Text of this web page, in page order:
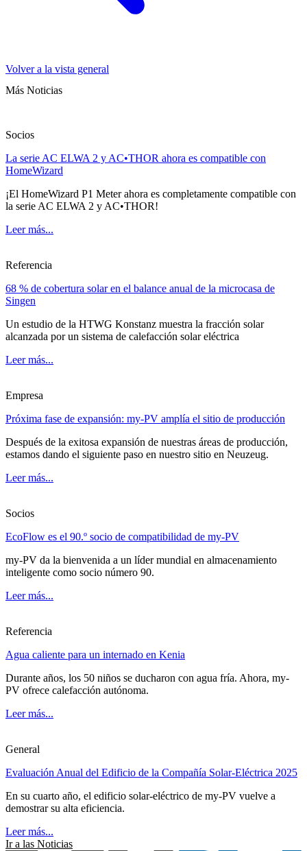
Volver a la vista general
Más Noticias
Socios
La serie AC ELWA 2 y AC•THOR ahora es compatible con
HomeWizard
¡El HomeWizard P1 Meter ahora es completamente compatible con
la serie AC ELWA 2 y AC•THOR!
Leer más...
Referencia
68 % de cobertura solar en el balance anual de la microcasa de
Singen
Un estudio de la HTWG Konstanz muestra la fracción solar
alcanzada por un sistema de calefacción solar eléctrica
Leer más...
Empresa
Próxima fase de expansión: my-PV amplía el sitio de producción
Después de la exitosa expansión de nuestras áreas de producción,
estamos dando el siguiente paso en nuestro sitio en Neuzeug.
Leer más...
Socios
EcoFlow es el 90.º socio de compatibilidad de my-PV
my-PV da la bienvenida a un líder mundial en almacenamiento
inteligente como socio número 90.
Leer más...
Referencia
Agua caliente para un internado en Kenia
Durante años, los 50 niños se ducharon con agua fría. Ahora, my-
PV ofrece calefacción autónoma.
Leer más...
General
Evaluación Anual del Edificio de la Compañía Solar-Eléctrica 2025
En su cuarto año, el edificio solar-eléctrico de my-PV vuelve a
demostrar su alta eficiencia.
Leer más...
Ir a las Noticias